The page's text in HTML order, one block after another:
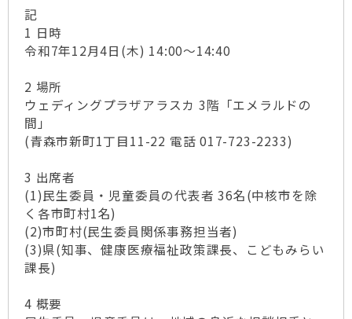
記
1 日時
令和7年12月4日(木) 14:00～14:40
2 場所
ウェディングプラザアラスカ 3階「エメラルドの
間」
(青森市新町1丁目11-22 電話 017-723-2233)
3 出席者
(1)民生委員・児童委員の代表者 36名(中核市を除
く各市町村1名)
(2)市町村(民生委員関係事務担当者)
(3)県(知事、健康医療福祉政策課長、こどもみらい
課長)
4 概要